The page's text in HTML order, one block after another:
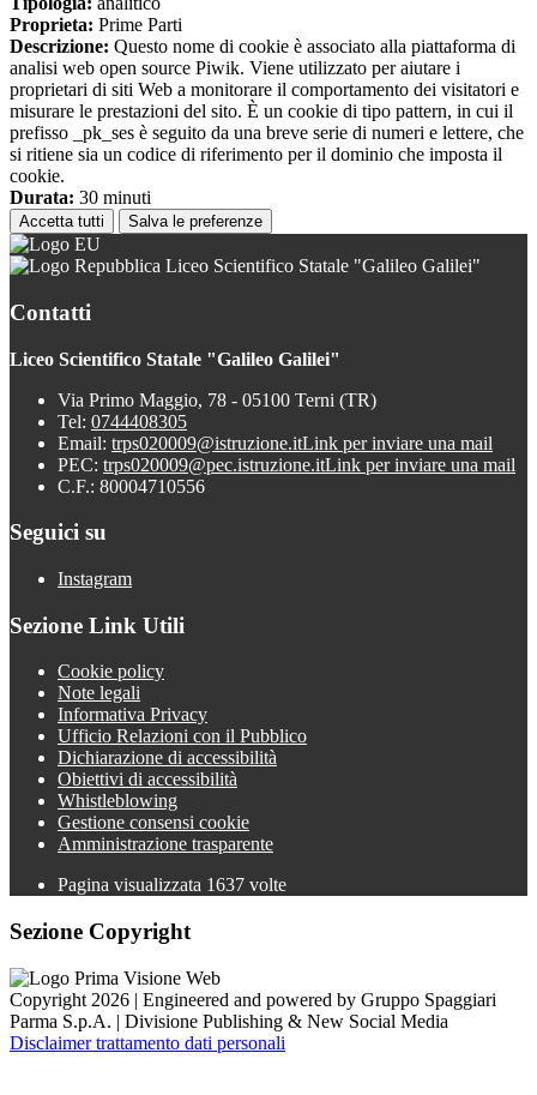
Proprieta: Prime Parti
Descrizione: Questo nome di cookie è associato alla piattaforma di
analisi web open source Piwik. Viene utilizzato per aiutare i
proprietari di siti Web a monitorare il comportamento dei visitatori e
misurare le prestazioni del sito. È un cookie di tipo pattern, in cui il
prefisso _pk_ses è seguito da una breve serie di numeri e lettere, che
si ritiene sia un codice di riferimento per il dominio che imposta il
cookie.
Durata: 30 minuti
Accetta tutti Salva le preferenze
Liceo Scientifico Statale "Galileo Galilei"
Contatti
Liceo Scientifico Statale "Galileo Galilei"
Via Primo Maggio, 78 - 05100 Terni (TR)
Tel: 0744408305
Email: trps020009@istruzione.itLink per inviare una mail
PEC: trps020009@pec.istruzione.itLink per inviare una mail
C.F.: 80004710556
Seguici su
Instagram
Sezione Link Utili
Cookie policy
Note legali
Informativa Privacy
Ufficio Relazioni con il Pubblico
Dichiarazione di accessibilità
Obiettivi di accessibilità
Whistleblowing
Gestione consensi cookie
Amministrazione trasparente
Pagina visualizzata 1637 volte
Sezione Copyright
Copyright 2026 | Engineered and powered by Gruppo Spaggiari
Parma S.p.A. | Divisione Publishing & New Social Media
Disclaimer trattamento dati personali